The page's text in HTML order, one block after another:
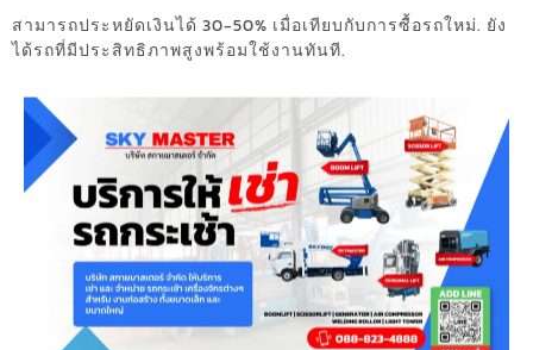
สามารถประหยัดเงินได้ 30-50% เมื่อเทียบกับการซื้อรถใหม่. ยัง
ได้รถที่มีประสิทธิภาพสูงพร้อมใช้งานทันที.